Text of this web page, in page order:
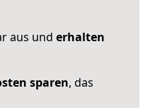
aus und erhalten
sparen, das